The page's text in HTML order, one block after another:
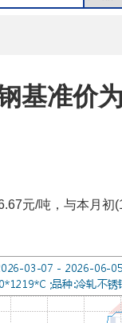
基准价
元/吨，与本月初